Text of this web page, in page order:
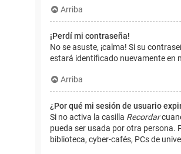
Arriba
¡Perdí mi contraseña!
No se asuste, ¡calma! Si su
estará identificado nuevamente en
Arriba
¿Por qué mi sesión de usuario
Si no activa la casilla Recordar
pueda ser usada por otra persona.
biblioteca, cyber-cafés, PCs de